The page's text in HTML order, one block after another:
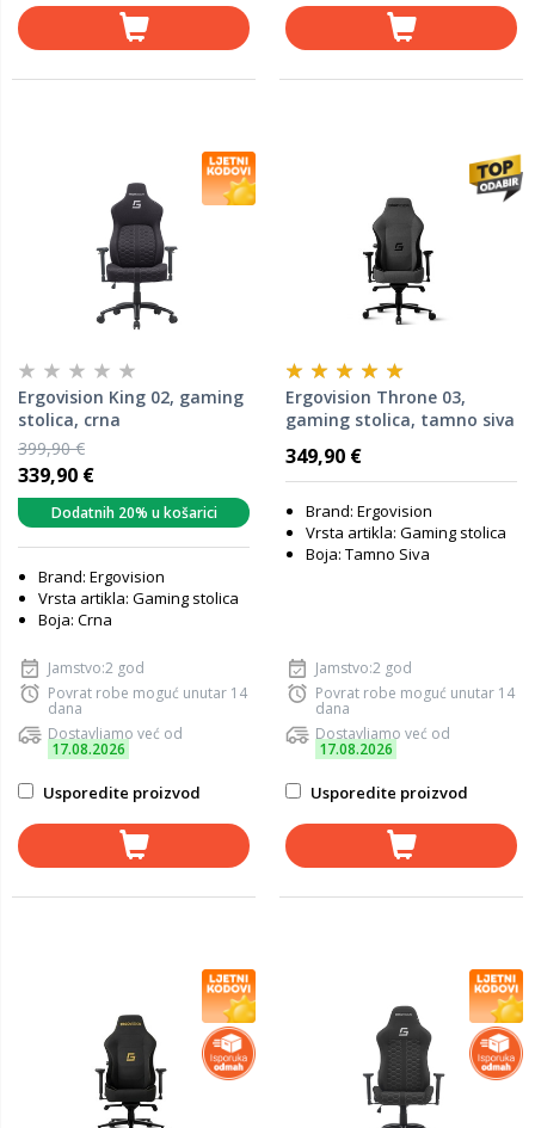
Ergovision King 02, gaming
stolica, crna
399,90 €
339,90 €
Dodatnih 20% u košarici
Brand: Ergovision
Vrsta artikla: Gaming stolica
Boja: Crna
Jamstvo:2 god
Povrat robe moguć unutar 14
dana
Dostavljamo već od
17.08.2026
Usporedite proizvod
Ergovision Throne 03,
gaming stolica, tamno siva
349,90 €
Brand: Ergovision
Vrsta artikla: Gaming stolica
Boja: Tamno Siva
Jamstvo:2 god
Povrat robe moguć unutar 14
dana
Dostavljamo već od
17.08.2026
Usporedite proizvod